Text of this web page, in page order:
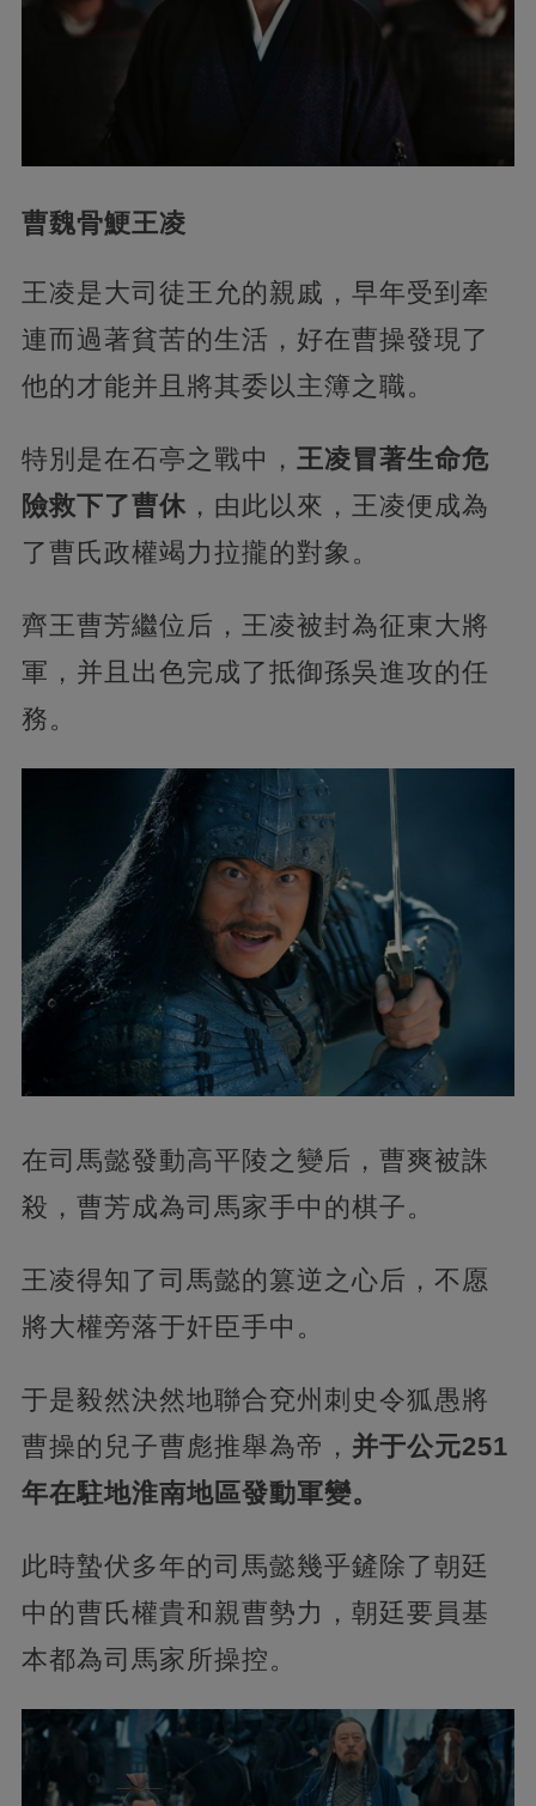
曹魏骨鯁王凌
王凌是大司徒王允的親戚，早年受到牽
連而過著貧苦的生活，好在曹操發現了
他的才能并且將其委以主簿之職。
特別是在石亭之戰中， 王凌冒著生命危
險救下了曹休 ，由此以來，王凌便成為
了曹氏政權竭力拉攏的對象。
齊王曹芳繼位后，王凌被封為征東大將
軍，并且出色完成了抵御孫吳進攻的任
務。
在司馬懿發動高平陵之變后，曹爽被誅
殺，曹芳成為司馬家手中的棋子。
王凌得知了司馬懿的篡逆之心后，不愿
將大權旁落于奸臣手中。
于是毅然決然地聯合兗州刺史令狐愚將
曹操的兒子曹彪推舉為帝， 并于公元251
年在駐地淮南地區發動軍變。
此時蟄伏多年的司馬懿幾乎鏟除了朝廷
中的曹氏權貴和親曹勢力，朝廷要員基
本都為司馬家所操控。